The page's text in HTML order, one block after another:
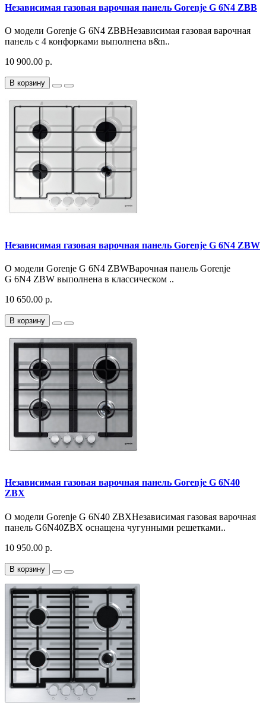
Независимая газовая варочная панель Gorenje G 6N4 ZBB
О модели Gorenje G 6N4 ZBBНезависимая газовая варочная
панель с 4 конфорками выполнена в&n..
10 900.00 р.
В корзину
Независимая газовая варочная панель Gorenje G 6N4 ZBW
О модели Gorenje G 6N4 ZBWВарочная панель Gorenje
G 6N4 ZBW выполнена в классическом ..
10 650.00 р.
В корзину
Независимая газовая варочная панель Gorenje G 6N40
ZBX
О модели Gorenje G 6N40 ZBXНезависимая газовая варочная
панель G6N40ZBX оснащена чугунными решетками..
10 950.00 р.
В корзину